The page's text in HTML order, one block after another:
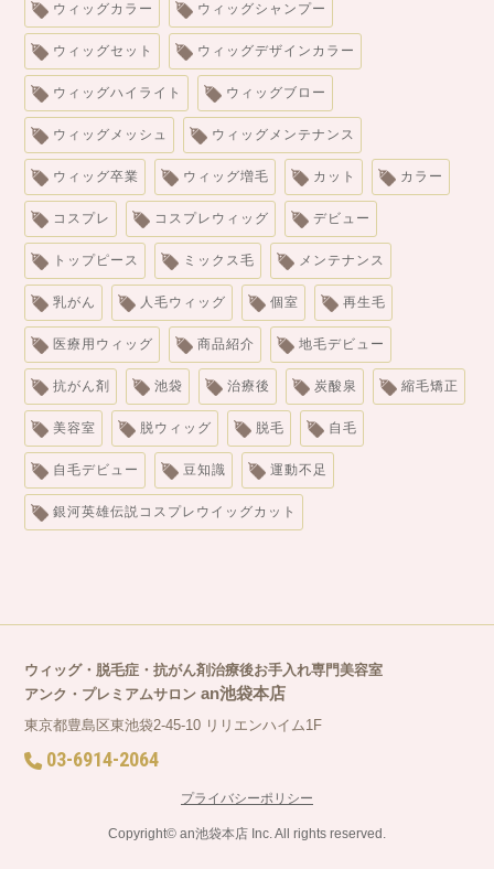
ウィッグカラー ウィッグシャンプー
ウィッグセット ウィッグデザインカラー
ウィッグハイライト ウィッグブロー
ウィッグメッシュ ウィッグメンテナンス
ウィッグ卒業 ウィッグ増毛 カット カラー
コスプレ コスプレウィッグ デビュー
トップピース ミックス毛 メンテナンス
乳がん 人毛ウィッグ 個室 再生毛
医療用ウィッグ 商品紹介 地毛デビュー
抗がん剤 池袋 治療後 炭酸泉 縮毛矯正
美容室 脱ウィッグ 脱毛 自毛
自毛デビュー 豆知識 運動不足
銀河英雄伝説コスプレウイッグカット
ウィッグ・脱毛症・抗がん剤治療後お手入れ専門美容室
アンク・プレミアムサロンan池袋本店
東京都豊島区東池袋2-45-10 リリエンハイム1F
03-6914-2064
プライバシーポリシー
Copyright© an池袋本店 Inc. All rights reserved.